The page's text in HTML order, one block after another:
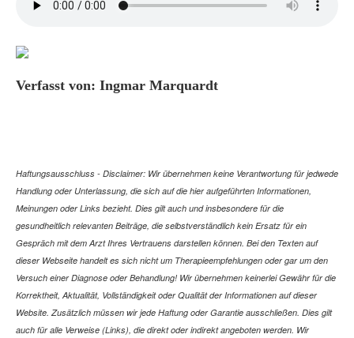
Verfasst von: Ingmar Marquardt
Haftungsausschluss - Disclaimer: Wir übernehmen keine Verantwortung für jedwede
Handlung oder Unterlassung, die sich auf die hier aufgeführten Informationen,
Meinungen oder Links bezieht. Dies gilt auch und insbesondere für die
gesundheitlich relevanten Beiträge, die selbstverständlich kein Ersatz für ein
Gespräch mit dem Arzt Ihres Vertrauens darstellen können. Bei den Texten auf
dieser Webseite handelt es sich nicht um Therapieempfehlungen oder gar um den
Versuch einer Diagnose oder Behandlung! Wir übernehmen keinerlei Gewähr für die
Korrektheit, Aktualität, Vollständigkeit oder Qualität der Informationen auf dieser
Website. Zusätzlich müssen wir jede Haftung oder Garantie ausschließen. Dies gilt
auch für alle Verweise (Links), die direkt oder indirekt angeboten werden. Wir